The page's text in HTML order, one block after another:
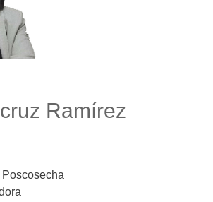
Ramírez